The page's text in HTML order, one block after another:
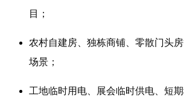
目；
农村自建房、独栋商铺、零散门头
场景；
工地临时用电、展会临时供电、短期